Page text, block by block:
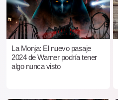
La Monja: El nuevo pasaje
2024 de Warner podría tener
algo nunca visto